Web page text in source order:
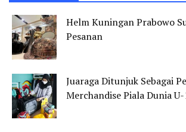
Helm Kuningan Prabowo
Pesanan
Juaraga Ditunjuk Sebagai
Merchandise Piala Dunia